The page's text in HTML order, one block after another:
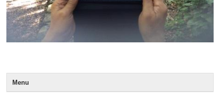
Menu